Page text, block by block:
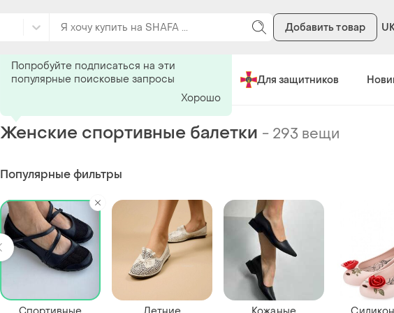
Добавить товар
Хендмейд Сделано в Украине Для защитников
Женские спортивные балетки - 293 вещи
Популярные фильтры
Попробуйте подписаться на эти
популярные поисковые запросы
Хорошо